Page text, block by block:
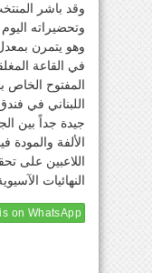
وقد باشر
وتحضيراته
وهو يتمرن
في القاعة
المفتوح الخاص
اللبناني في
جيدة جداً بين
الألفة والمودة
اللاعبين على
النهائيات
on WhatsApp